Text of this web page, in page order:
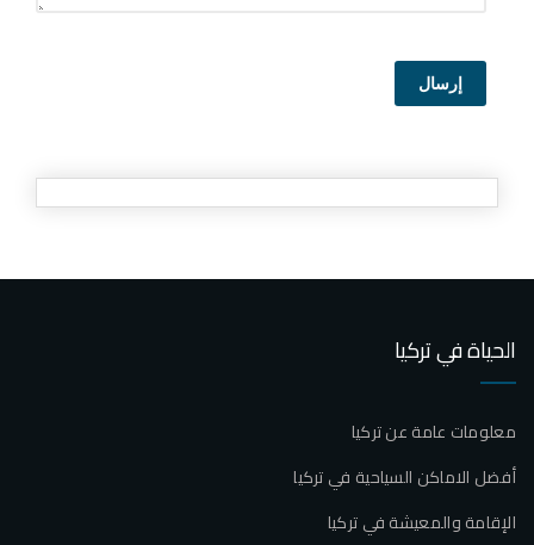
إرسال
الحياة في تركيا
معلومات عامة عن تركيا
أفضل الاماكن السياحية في تركيا
الإقامة والمعيشة في تركيا